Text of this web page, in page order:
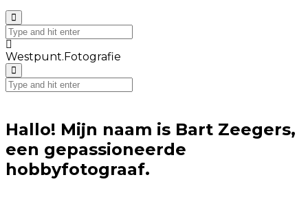
Westpunt.Fotografie
Hallo! Mijn naam is Bart Zeegers,
een gepassioneerde
hobbyfotograaf.